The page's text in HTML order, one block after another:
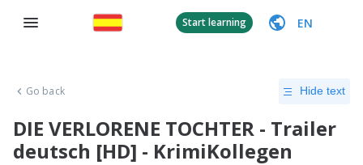
Start learning EN
Go back Hide text
DIE VERLORENE TOCHTER - Trailer
deutsch [HD] - KrimiKollegen